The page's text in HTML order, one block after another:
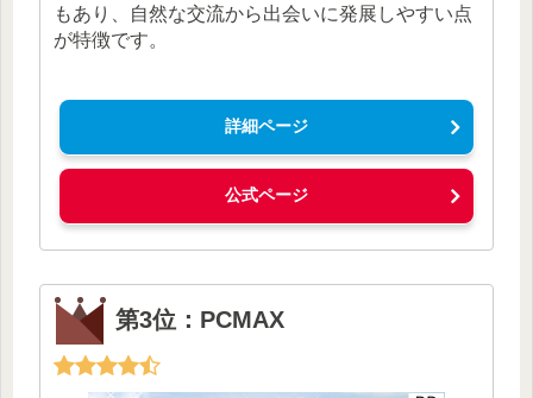
もあり、自然な交流から出会いに発展しやすい点
が特徴です。
詳細ページ
公式ページ
第3位：PCMAX